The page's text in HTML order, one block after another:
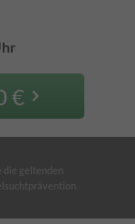
€ keyboard_arrow_right
die geltenden